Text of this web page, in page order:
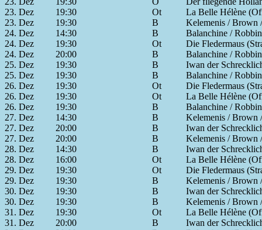
23. Dez
19:30 Ot
La Belle Hélène
23. Dez
19:30 B
Kelemenis / Brown
24. Dez
14:30 B
Balanchine /
24. Dez
19:30 Ot
Die Fledermaus
24. Dez
20:00 B
Balanchine /
25. Dez
19:30 B
Iwan der
25. Dez
19:30 B
Balanchine /
26. Dez
19:30 Ot
Die Fledermaus
26. Dez
19:30 Ot
La Belle Hélène
26. Dez
19:30 B
Balanchine /
27. Dez
14:30 B
Kelemenis / Brown
27. Dez
20:00 B
Iwan der
27. Dez
20:00 B
Kelemenis / Brown
28. Dez
14:30 B
Iwan der
28. Dez
16:00 Ot
La Belle Hélène
29. Dez
19:30 Ot
Die Fledermaus
29. Dez
19:30 B
Kelemenis / Brown
30. Dez
19:30 B
Iwan der
30. Dez
19:30 B
Kelemenis / Brown
31. Dez
19:30 Ot
La Belle Hélène
31. Dez
20:00 B
Iwan der